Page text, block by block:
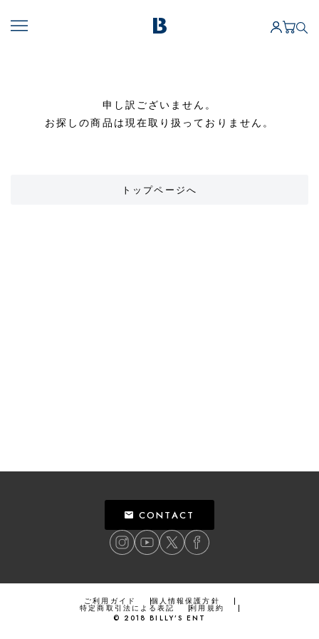
申し訳ございません。
お探しの商品は現在取り扱っておりません。
トップページへ
CONTACT
ご利用ガイド 個人情報保護方針
特定商取引法による表記
利用規約
© 2018 BILLY’S ENT